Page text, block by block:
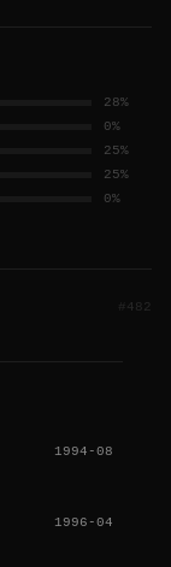
28%
0%
25%
25%
0%
482
1994-08
1996-04